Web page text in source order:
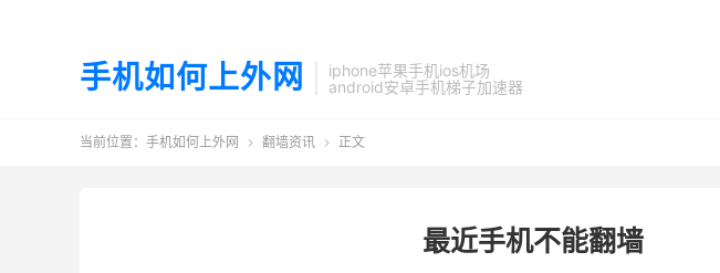
手机如何上外网
iphone苹果手机ios机场
android安卓手机梯子加速器
当前位置： 手机如何上外网  翻墙资讯  正文
最近手机不能翻墙